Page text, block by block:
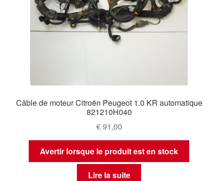
Câble de moteur Citroën Peugeot 1.0 KR automatique
821210H040
€91,00
Avertir lorsque le produit est en stock
Lire la suite